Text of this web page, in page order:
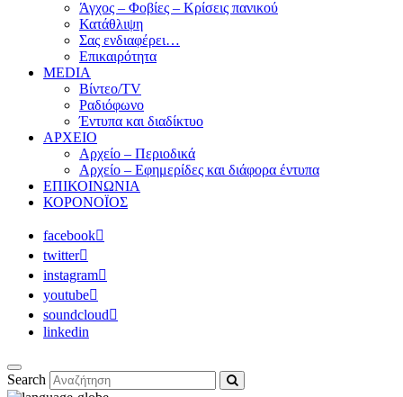
Άγχος – Φοβίες – Κρίσεις πανικού
Κατάθλιψη
Σας ενδιαφέρει…
Επικαιρότητα
MEDIA
Βίντεο/TV
Ραδιόφωνο
Έντυπα και διαδίκτυο
ΑΡΧΕΙΟ
Αρχείο – Περιοδικά
Αρχείο – Εφημερίδες και διάφορα έντυπα
ΕΠΙΚΟΙΝΩΝΙΑ
ΚΟΡΟΝΟΪΟΣ
facebook
twitter
instagram
youtube
soundcloud
linkedin
Search